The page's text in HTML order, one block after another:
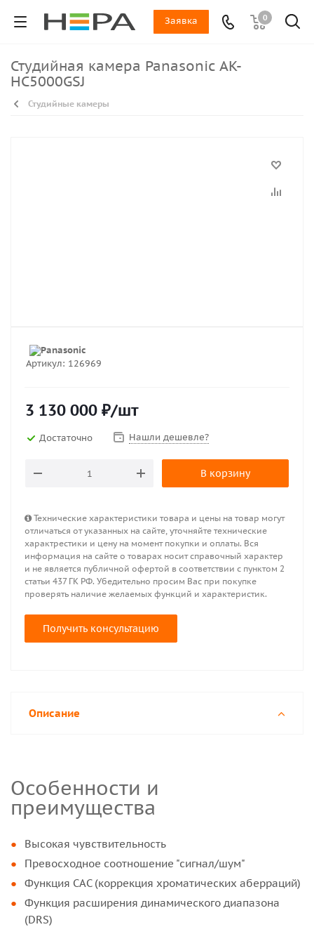
0
Заявка
Студийная камера Panasonic AK-
HC5000GSJ
Студийные камеры
Артикул: 126969
3 130 000 ₽/шт
Достаточно Нашли дешевле?
В корзину
Технические характеристики товара и цены на товар могут
отличаться от указанных на сайте, уточняйте технические
характрестики и цену на момент покупки и оплаты. Вся
информация на сайте о товарах носит справочный характер
и не является публичной офертой в соответствии с пунктом 2
статьи 437 ГК РФ. Убедительно просим Вас при покупке
проверять наличие желаемых функций и характеристик.
Получить консультацию
Описание
Особенности и
преимущества
Высокая чувствительность
Превосходное соотношение "сигнал/шум"
Функция CAC (коррекция хроматических аберраций)
Функция расширения динамического диапазона
(DRS)